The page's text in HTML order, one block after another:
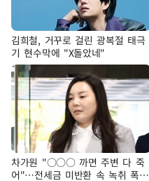
김희철, 거꾸로 걸린 광복절 태극
기 현수막에 "X돌았네"
차가원 "○○○ 까면 주변 다 죽
어"…전세금 미반환 속 녹취 폭로